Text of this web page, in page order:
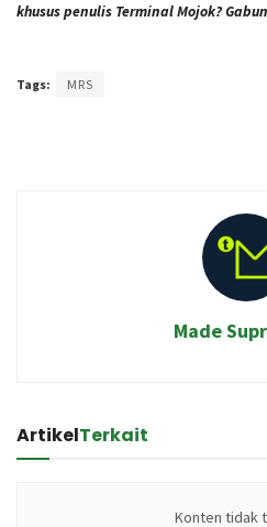
khusus penulis Terminal Mojok?
Tags: MRS
Made
ArtikelTerkait
Konten tidak